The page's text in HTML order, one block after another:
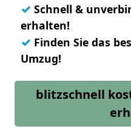
✓ Schnell &
erhalten!
✓ Finden Sie das
Umzug!
blitzschnell